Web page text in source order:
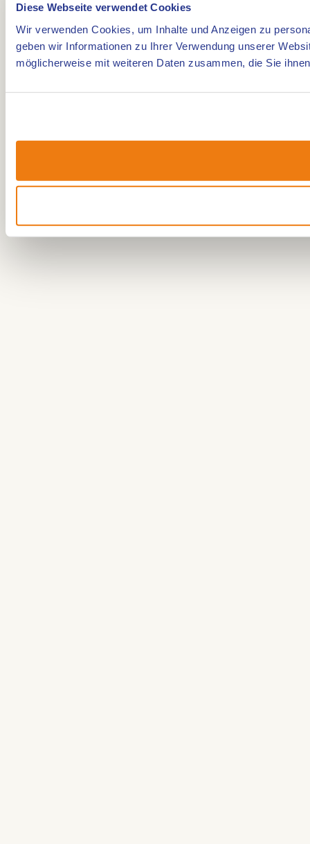
Diese Webseite verwendet Cookies
Wir verwenden Cookies, um Inhalte und Anzeigen zu
geben wir Informationen zu Ihrer Verwendung unserer
möglicherweise mit weiteren Daten zusammen, die Sie